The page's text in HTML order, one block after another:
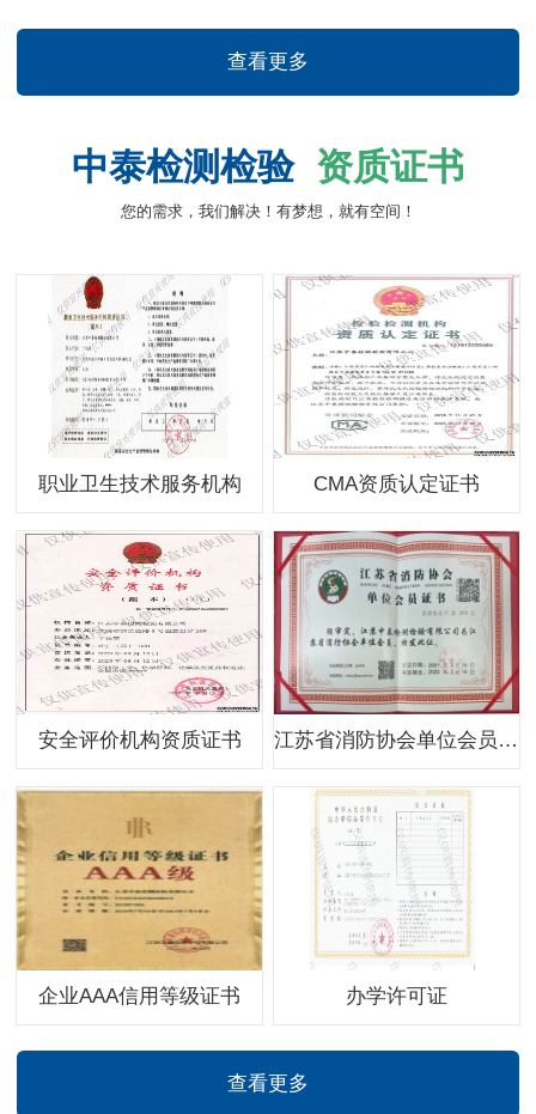
查看更多
中泰检测检验 资质证书
您的需求，我们解决！有梦想，就有空间！
职业卫生技术服务机构 CMA资质认定证书
安全评价机构资质证书 江苏省消防协会单位会员证书
企业AAA信用等级证书 办学许可证
查看更多